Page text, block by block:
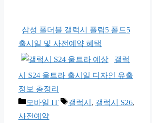
삼성 폴더블 갤럭시 플립5 폴드5
출시일 및 사전예약 혜택
갤럭
시 S24 울트라 출시일 디자인 유출
정보 총정리
카
테
모바일 IT
태
갤럭시 , 갤럭시 S26,
사전예약